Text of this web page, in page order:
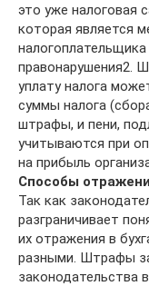
это уже налоговая
которая является
правонарушения2.
уплату налога
суммы налога
штрафы, и пени,
учитываются при
на прибыль
Способы
Так как
разграничивает
их отражения в
разными. Штрафы
законодательства